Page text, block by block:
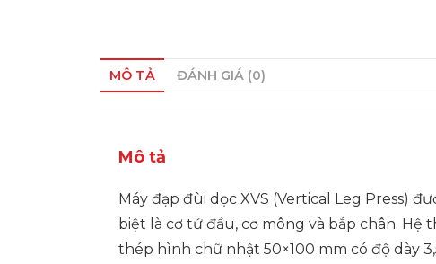
MÔ TẢ ĐÁNH GIÁ (0)
Mô tả
Máy đạp đùi dọc XVS (Vertical Leg Press)
biệt là cơ tứ đầu, cơ mông và bắp chân.
thép hình chữ nhật 50×100 mm có độ dày